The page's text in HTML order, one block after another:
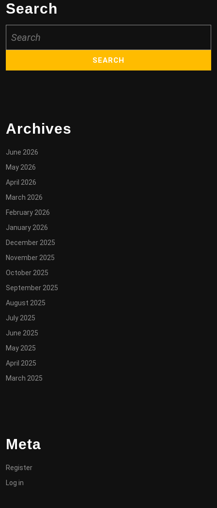
Search
for:
Archives
June 2026
May 2026
April 2026
March 2026
February 2026
January 2026
December 2025
November 2025
October 2025
September 2025
August 2025
July 2025
June 2025
May 2025
April 2025
March 2025
Meta
Register
Log in